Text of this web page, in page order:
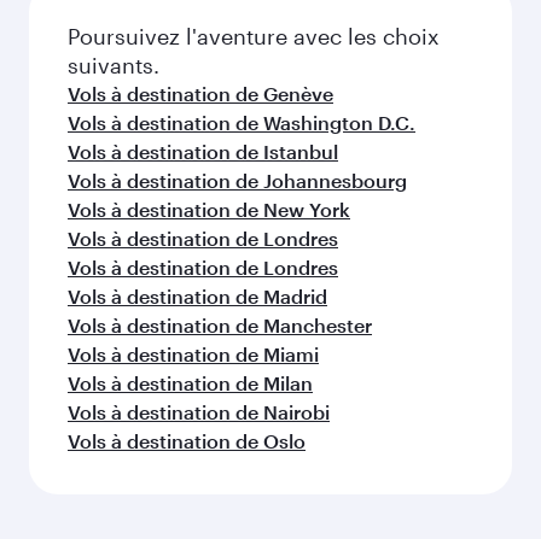
Poursuivez l'aventure avec les choix
suivants.
Vols à destination de Genève
Vols à destination de Washington D.C.
Vols à destination de Istanbul
Vols à destination de Johannesbourg
Vols à destination de New York
Vols à destination de Londres
Vols à destination de Londres
Vols à destination de Madrid
Vols à destination de Manchester
Vols à destination de Miami
Vols à destination de Milan
Vols à destination de Nairobi
Vols à destination de Oslo